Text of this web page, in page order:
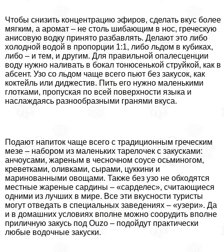
Чтобы снизить концентрацию эфиров, сделать вкус более
мягким, а аромат – не столь шибающим в нос, греческую
анисовую водку принято разбавлять. Делают это либо
холодной водой в пропорции 1:1, либо льдом в кубиках,
либо – и тем, и другим. Для правильной опалесценции
воду нужно наливать в бокал тонюсенькой струйкой, как в
абсент. Узо со льдом чаще всего пьют без закусок, как
коктейль или диджестив. Пить его нужно маленькими
глотками, пропуская по всей поверхности языка и
наслаждаясь разнообразными гранями вкуса.
Подают напиток чаще всего с традиционным греческим
мезе – набором из маленьких тарелочек с закусками:
анчоусами, жареным в чесночном соусе осьминогом,
креветками, оливками, сырами, цуккини и
маринованными овощами. Также без узо не обходятся
местные жареные сардины – «сарделес», считающиеся
одними из лучших в мире. Все эти вкусности туристы
могут отведать в специальных заведениях – «узери». Да
и в домашних условиях вполне можно соорудить вполне
приличную закусь под Ouzo – подойдут пpaктически
любые водочные закуски.